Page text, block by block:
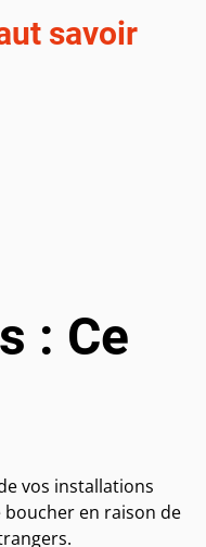
savoir
: Ce
vos installations
boucher en raison de